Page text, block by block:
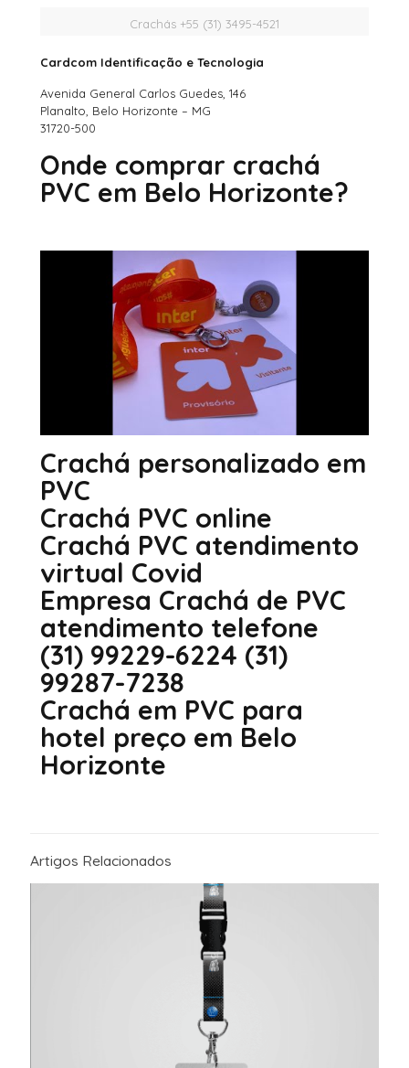
Crachás +55 (31) 3495-4521
Cardcom Identificação e Tecnologia
Avenida General Carlos Guedes, 146
Planalto, Belo Horizonte – MG
31720-500
Onde comprar crachá
PVC em Belo Horizonte?
Crachá personalizado em
PVC
Crachá PVC online
Crachá PVC atendimento
virtual Covid
Empresa Crachá de PVC
atendimento telefone
(31) 99229-6224 (31)
99287-7238
Crachá em PVC para
hotel preço em Belo
Horizonte
Artigos Relacionados